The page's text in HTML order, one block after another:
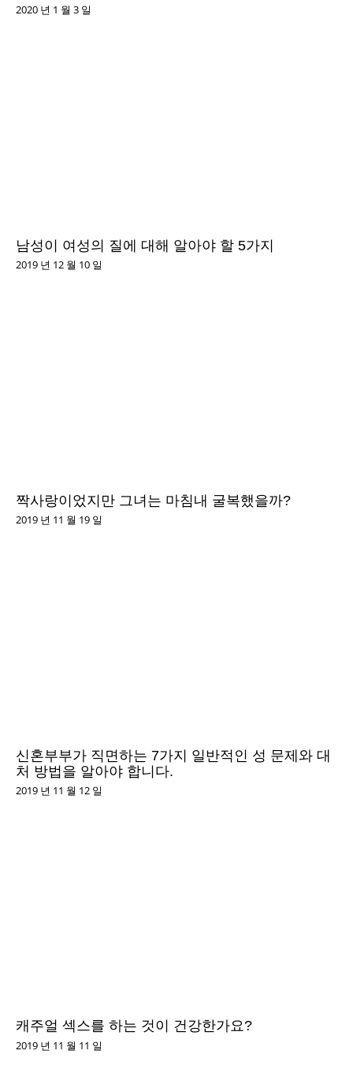
2020 년 1 월 3 일
남성이 여성의 질에 대해 알아야 할 5가지
2019 년 12 월 10 일
짝사랑이었지만 그녀는 마침내 굴복했을까?
2019 년 11 월 19 일
신혼부부가 직면하는 7가지 일반적인 성 문제와 대
처 방법을 알아야 합니다.
2019 년 11 월 12 일
캐주얼 섹스를 하는 것이 건강한가요?
2019 년 11 월 11 일